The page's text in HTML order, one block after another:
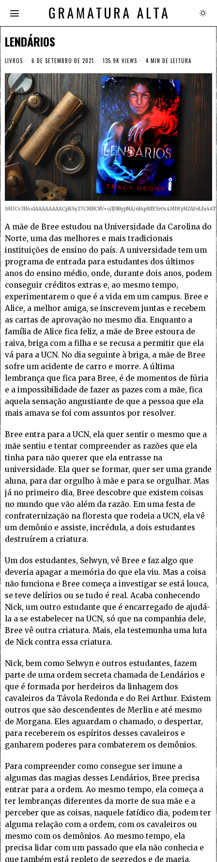
LENDÁRIOS
LIVROS 6 DE SETEMBRO DE 2021 135.9K VIEWS 4 MIN DE LEITURA
SSUCv3H4sIAAAAAAAACpRSy27CMBC8V+o/IJ9BypNA/
A mãe de Bree estudou na Universidade da Carolina do
Norte, uma das melhores e mais tradicionais
instituições de ensino do país. A universidade tem um
programa de entrada para estudantes dos últimos
anos do ensino médio, onde, durante dois anos, podem
conseguir créditos extras e, ao mesmo tempo,
experimentarem o que é a vida em um campus. Bree e
Alice, a melhor amiga, se inscrevem juntas e recebem
as cartas de aprovação no mesmo dia. Enquanto a
família de Alice fica feliz, a mãe de Bree estoura de
raiva, briga com a filha e se recusa a permitir que ela
vá para a UCN. No dia seguinte à briga, a mãe de Bree
sofre um acidente de carro e morre. A última
lembrança que fica para Bree, é de momentos de fúria
e a impossibilidade de fazer as pazes com a mãe, fica
aquela sensação angustiante de que a pessoa que ela
mais amava se foi com assuntos por resolver.
Bree entra para a UCN, ela quer sentir o mesmo que a
mãe sentiu e tentar compreender as razões que ela
tinha para não querer que ela entrasse na
universidade. Ela quer se formar, quer ser uma grande
aluna, para dar orgulho à mãe e para se orgulhar. Mas
já no primeiro dia, Bree descobre que existem coisas
no mundo que vão além da razão. Em uma festa de
confraternização na floresta que rodeia a UCN, ela vê
um demônio e assiste, incrédula, a dois estudantes
destruírem a criatura.
Um dos estudantes, Selwyn, vê Bree e faz algo que
deveria apagar a memória do que ela viu. Mas a coisa
não funciona e Bree começa a investigar se está louca,
se teve delírios ou se tudo é real. Acaba conhecendo
Nick, um outro estudante que é encarregado de ajudá-
la a se estabelecer na UCN, só que na companhia dele,
Bree vê outra criatura. Mais, ela testemunha uma luta
de Nick contra essa criatura.
Nick, bem como Selwyn e outros estudantes, fazem
parte de uma ordem secreta chamada de Lendários e
que é formada por herdeiros da linhagem dos
cavaleiros da Távola Redonda e do Rei Arthur. Existem
outros que são descendentes de Merlin e até mesmo
de Morgana. Eles aguardam o chamado, o despertar,
para receberem os espíritos desses cavaleiros e
ganharem poderes para combaterem os demônios.
Para compreender como consegue ser imune a
algumas das magias desses Lendários, Bree precisa
entrar para a ordem. Ao mesmo tempo, ela começa a
ter lembranças diferentes da morte de sua mãe e a
perceber que as coisas, naquele fatídico dia, podem ter
alguma relação com a ordem, com os cavaleiros ou
mesmo com os demônios. Ao mesmo tempo, ela
precisa lidar com um passado que ela não conhecia e
que também está repleto de segredos e de magia.